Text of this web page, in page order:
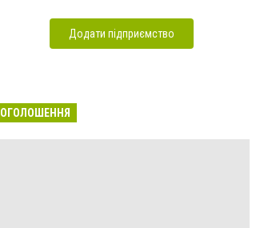
Додати підприємство
ОГОЛОШЕННЯ